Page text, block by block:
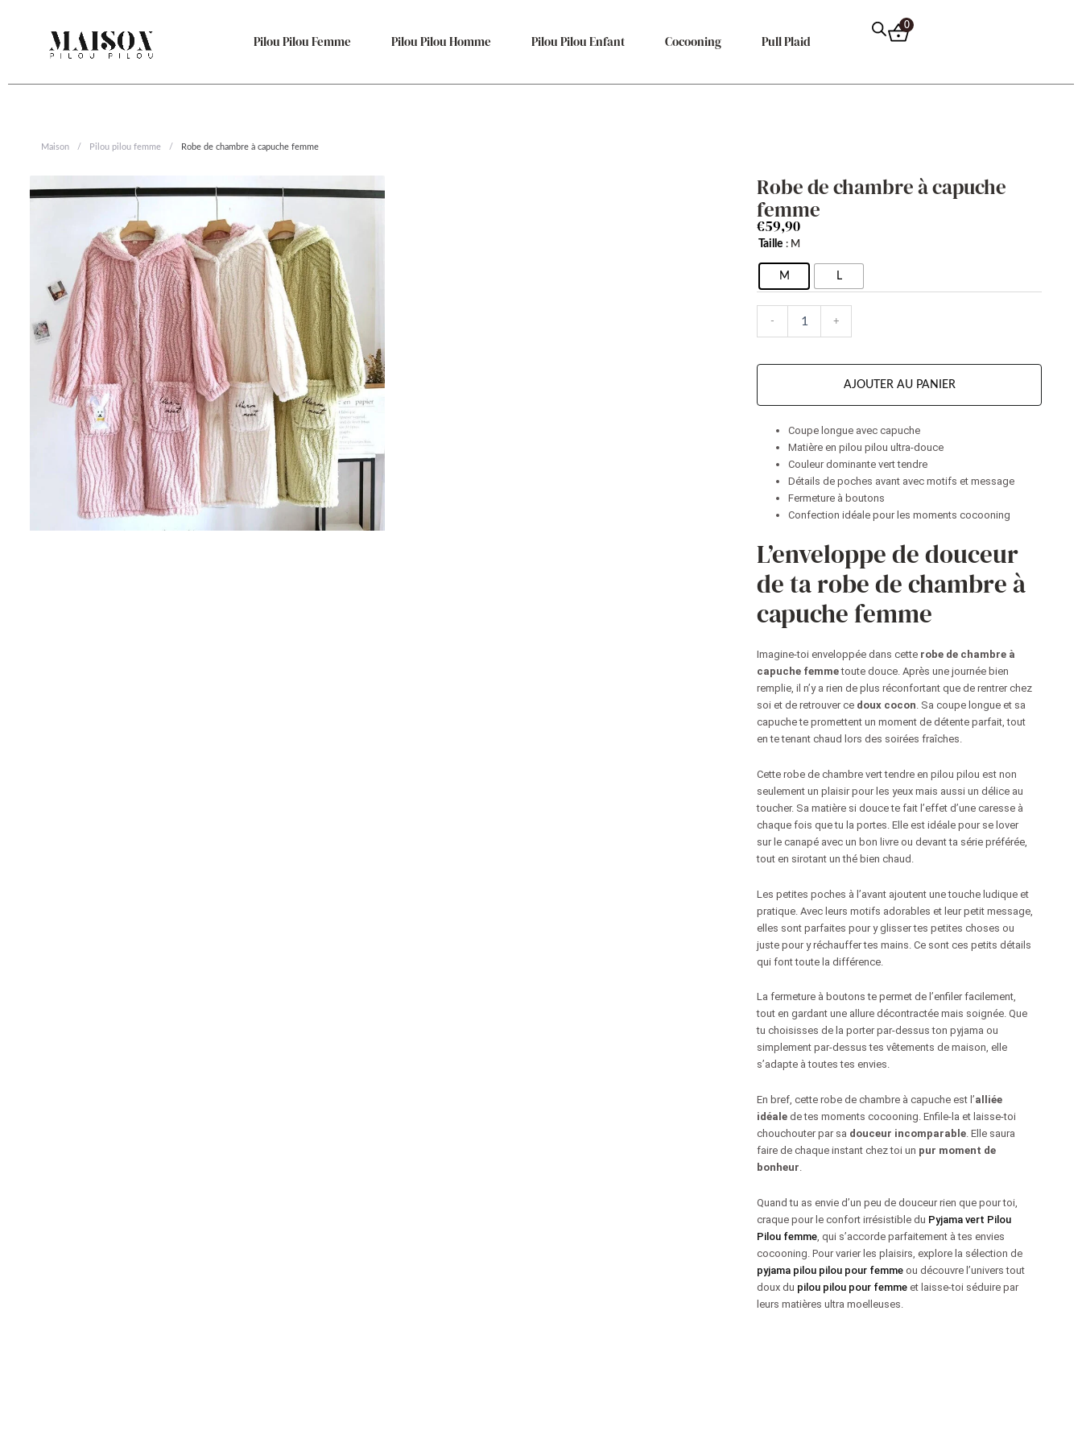
Pilou Pilou Femme Pilou Pilou Homme Pilou Pilou Enfant Cocooning Pull Plaid
0
Maison / Pilou pilou femme / Robe de chambre à capuche femme
Robe de chambre à capuche
femme
€59,90
Taille : M
M L
-
quantité
Robe
de
chambre
capuche
+
AJOUTER AU PANIER
Coupe longue avec capuche
Matière en pilou pilou ultra-douce
Couleur dominante vert tendre
Détails de poches avant avec motifs et message
Fermeture à boutons
Confection idéale pour les moments cocooning
L’enveloppe de douceur
de ta robe de chambre à
capuche femme
Imagine-toi enveloppée dans cette robe de chambre à
capuche femmetoute douce. Après une journée bien
remplie, il n’y a rien de plus réconfortant que de rentrer chez
soi et de retrouver ce doux cocon. Sa coupe longue et sa
capuche te promettent un moment de détente parfait, tout
en te tenant chaud lors des soirées fraîches.
Cette robe de chambre vert tendre en pilou pilou est non
seulement un plaisir pour les yeux mais aussi un délice au
toucher. Sa matière si douce te fait l’effet d’une caresse à
chaque fois que tu la portes. Elle est idéale pour se lover
sur le canapé avec un bon livre ou devant ta série préférée,
tout en sirotant un thé bien chaud.
Les petites poches à l’avant ajoutent une touche ludique et
pratique. Avec leurs motifs adorables et leur petit message,
elles sont parfaites pour y glisser tes petites choses ou
juste pour y réchauffer tes mains. Ce sont ces petits détails
qui font toute la différence.
La fermeture à boutons te permet de l’enfiler facilement,
tout en gardant une allure décontractée mais soignée. Que
tu choisisses de la porter par-dessus ton pyjama ou
simplement par-dessus tes vêtements de maison, elle
s’adapte à toutes tes envies.
En bref, cette robe de chambre à capuche est l’alliée
idéale de tes moments cocooning. Enfile-la et laisse-toi
chouchouter par sa douceur incomparable. Elle saura
faire de chaque instant chez toi un pur moment de
bonheur.
Quand tu as envie d’un peu de douceur rien que pour toi,
craque pour le confort irrésistible du Pyjama vert Pilou
Pilou femme , qui s’accorde parfaitement à tes envies
cocooning. Pour varier les plaisirs, explore la sélection de
pyjama pilou pilou pour femme ou découvre l’univers tout
doux du pilou pilou pour femme et laisse-toi séduire par
leurs matières ultra moelleuses.